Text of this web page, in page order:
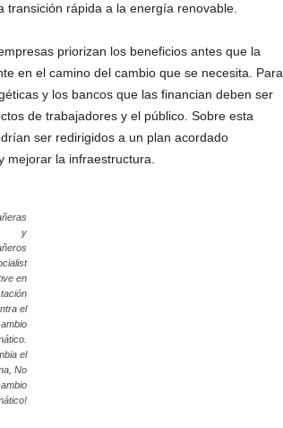
rápida a la energía renovable.
priorizan los beneficios antes que la
en el camino del cambio que se necesita. Para
y los bancos que las financian deben ser
de trabajadores y el público. Sobre esta
ser redirigidos a un plan acordado
la infraestructura.
y
en
el
el
No